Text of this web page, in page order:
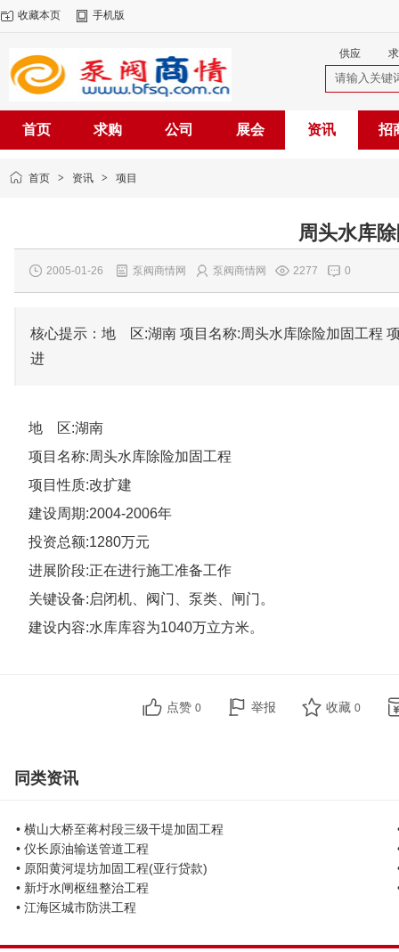
收藏本页 手机版
供应
首页 求购 公司 展会 资讯 招
首页 > 资讯 > 项目
周头水库
2005-01-26 泵阀商情网 泵阀商情网 2277 0
核心提示：地 区:湖南 项目名称:周头水库除险加固工程
进
地 区:湖南
项目名称:周头水库除险加固工程
项目性质:改扩建
建设周期:2004-2006年
投资总额:1280万元
进展阶段:正在进行施工准备工作
关键设备:启闭机、阀门、泵类、闸门。
建设内容:水库库容为1040万立方米。
点赞 0 举报 收藏 0
同类资讯
• 横山大桥至蒋村段三级干堤加固工程
• 仪长原油输送管道工程
• 原阳黄河堤坊加固工程(亚行贷款)
• 新圩水闸枢纽整治工程
• 江海区城市防洪工程